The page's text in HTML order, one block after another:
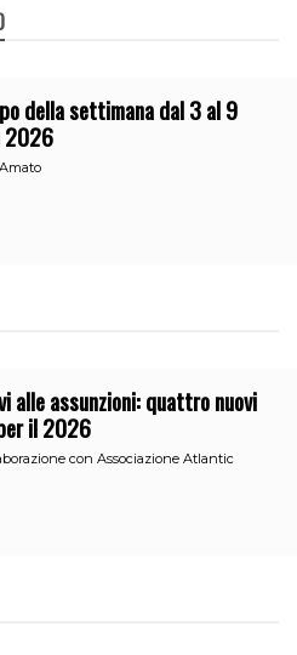
della settimana dal 3 al 9
2026
alle assunzioni: quattro nuovi
il 2026
con Associazione Atlantic